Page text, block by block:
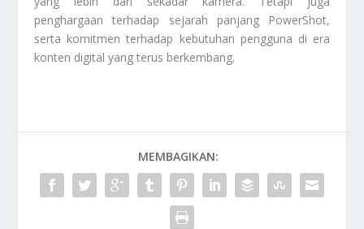
penghargaan terhadap sejarah panjang PowerShot,
serta komitmen terhadap kebutuhan pengguna di era
konten digital yang terus berkembang.
MEMBAGIKAN: